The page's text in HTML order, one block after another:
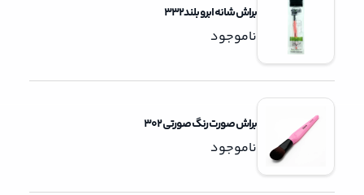
براش شانه ابرو بلند332
ناموجود
براش صورت رنگ صورتی 302
ناموجود